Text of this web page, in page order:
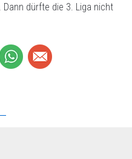
dürfte die 3. Liga nicht